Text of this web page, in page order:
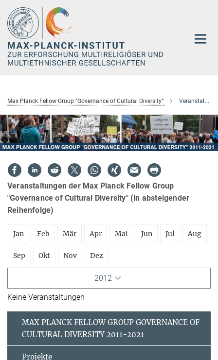
Hauptinhalt
Max Planck Fellow Group “Governance of Cultural Diversity” Veranstaltungen
Veranstaltungen der Max Planck Fellow Group
"Governance of Cultural Diversity" (in absteigender
Reihenfolge)
Jan Feb Mär Apr Mai Jun Jul Aug
Sep Okt Nov Dez
2012
Keine Veranstaltungen
MAX PLANCK FELLOW GROUP GOVERNANCE OF
CULTURAL DIVERSITY 2011-2021
Projekte